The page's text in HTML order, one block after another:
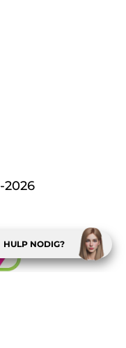
2026
HULP NODIG?